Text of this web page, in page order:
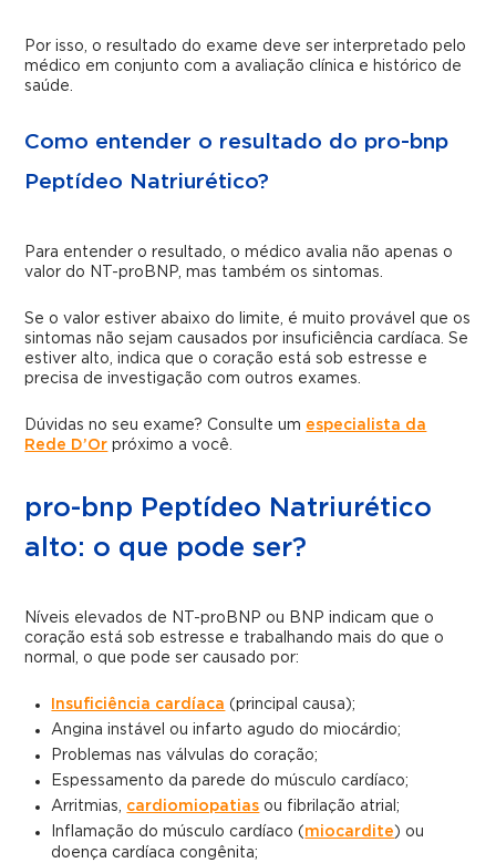
Por isso, o resultado do exame deve ser interpretado pelo
médico em conjunto com a avaliação clínica e histórico de
saúde.
Como entender o resultado do pro-bnp
Peptídeo Natriurético?
Para entender o resultado, o médico avalia não apenas o
valor do NT-proBNP, mas também os sintomas.
Se o valor estiver abaixo do limite, é muito provável que os
sintomas não sejam causados por insuficiência cardíaca. Se
estiver alto, indica que o coração está sob estresse e
precisa de investigação com outros exames.
Dúvidas no seu exame? Consulte um especialista da
Rede D’Or próximo a você.
pro-bnp Peptídeo Natriurético
alto: o que pode ser?
Níveis elevados de NT-proBNP ou BNP indicam que o
coração está sob estresse e trabalhando mais do que o
normal, o que pode ser causado por:
Insuficiência cardíaca (principal causa);
Angina instável ou infarto agudo do miocárdio;
Problemas nas válvulas do coração;
Espessamento da parede do músculo cardíaco;
Arritmias, cardiomiopatias ou fibrilação atrial;
Inflamação do músculo cardíaco ( miocardite ) ou
doença cardíaca congênita;